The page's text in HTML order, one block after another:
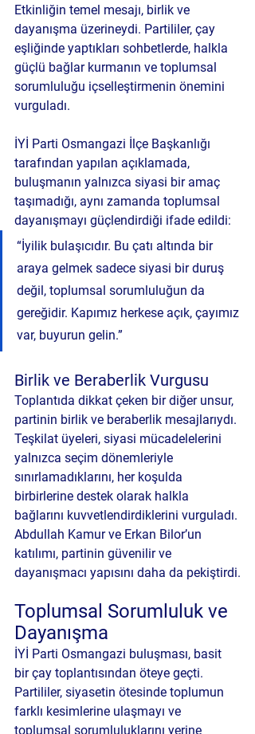
Etkinliğin temel mesajı, birlik ve
dayanışma üzerineydi. Partililer, çay
eşliğinde yaptıkları sohbetlerde, halkla
güçlü bağlar kurmanın ve toplumsal
sorumluluğu içselleştirmenin önemini
vurguladı.
İYİ Parti Osmangazi İlçe Başkanlığı
tarafından yapılan açıklamada,
buluşmanın yalnızca siyasi bir amaç
taşımadığı, aynı zamanda toplumsal
dayanışmayı güçlendirdiği ifade edildi:
“İyilik bulaşıcıdır. Bu çatı altında bir
araya gelmek sadece siyasi bir duruş
değil, toplumsal sorumluluğun da
gereğidir. Kapımız herkese açık, çayımız
var, buyurun gelin.”
Birlik ve Beraberlik Vurgusu
Toplantıda dikkat çeken bir diğer unsur,
partinin birlik ve beraberlik mesajlarıydı.
Teşkilat üyeleri, siyasi mücadelelerini
yalnızca seçim dönemleriyle
sınırlamadıklarını, her koşulda
birbirlerine destek olarak halkla
bağlarını kuvvetlendirdiklerini vurguladı.
Abdullah Kamur ve Erkan Bilor’un
katılımı, partinin güvenilir ve
dayanışmacı yapısını daha da pekiştirdi.
Toplumsal Sorumluluk ve
Dayanışma
İYİ Parti Osmangazi buluşması, basit
bir çay toplantısından öteye geçti.
Partililer, siyasetin ötesinde toplumun
farklı kesimlerine ulaşmayı ve
toplumsal sorumluluklarını yerine